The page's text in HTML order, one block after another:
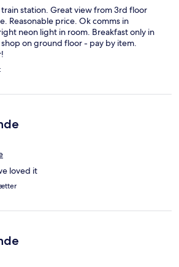
station. Great view from 3rd floor
Reasonable price. Ok comms in
neon light in room. Breakfast only in
on ground floor - pay by item.
loved it